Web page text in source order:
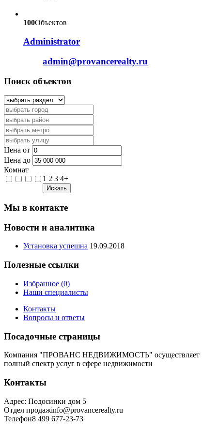
100Объектов
Administrator
admin@provancerealty.ru
Поиск объектов
Цена от
Цена до
Комнат
1 2 3 4+
Искать
Мы в контакте
Новости и аналитика
Установка успешна 19.09.2018
Полезные ссылки
Избранное (0)
Наши специалисты
Контакты
Вопросы и ответы
Посадочные страницы
Компания "ПРОВАНС НЕДВИЖИМОСТЬ" осуществляет
полный спектр услуг в сфере недвижимости
Контакты
Адрес: Подосинки дом 5
Отдел продажinfo@provancerealty.ru
Телефон8 499 677-23-73